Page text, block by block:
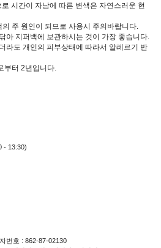
시간이 자남에 따른 변색은 자연스러운 현
주 원인이 되므로 사용시 주의바랍니다.
아 지퍼백에 보관하시는 것이 가장 좋습니다.
라도 개인의 피부상태에 따라서 알레르기 반
부터 2년입니다.
- 13:30)
번호 : 862-87-02130